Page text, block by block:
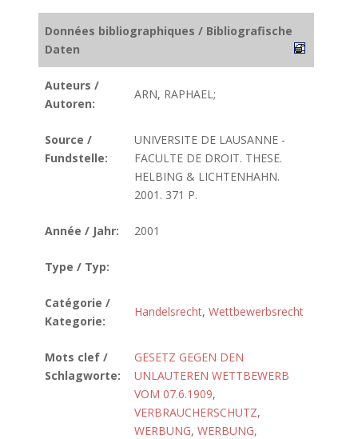
Données bibliographiques / Bibliografische
Daten
Auteurs /
Autoren:
ARN, RAPHAEL;
Source /
Fundstelle:
UNIVERSITE DE LAUSANNE -
FACULTE DE DROIT. THESE.
HELBING & LICHTENHAHN.
2001. 371 P.
Année / Jahr: 2001
Type / Typ:
Catégorie /
Kategorie:
Handelsrecht, Wettbewerbsrecht
Mots clef /
Schlagworte:
GESETZ GEGEN DEN
UNLAUTEREN WETTBEWERB
VOM 07.6.1909,
VERBRAUCHERSCHUTZ,
WERBUNG, WERBUNG,